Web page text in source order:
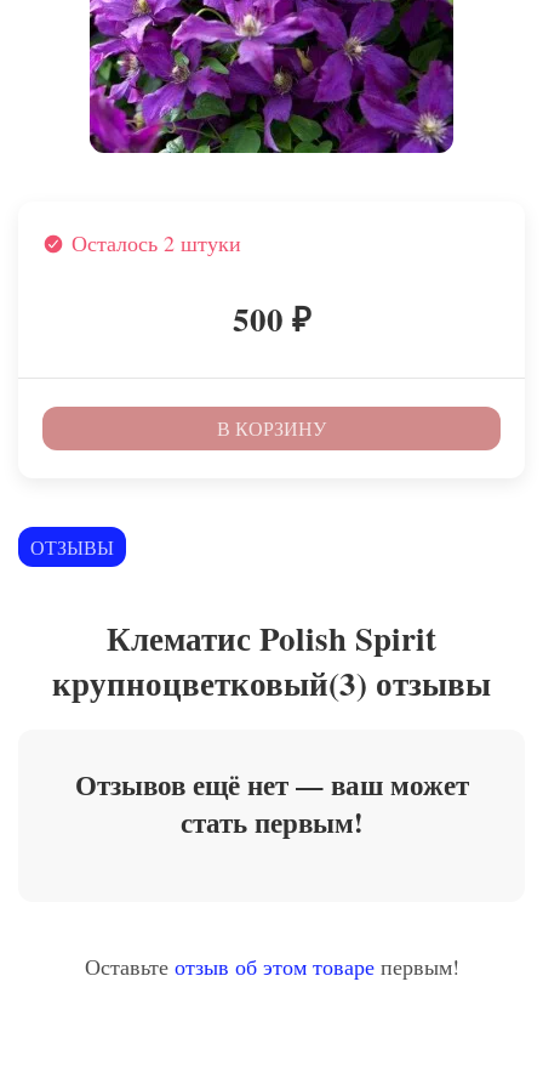
Осталось 2 штуки
500 ₽
В КОРЗИНУ
ОТЗЫВЫ
Клематис Polish Spirit
крупноцветковый(3) отзывы
Отзывов ещё нет — ваш может
стать первым!
Оставьте отзыв об этом товарепервым!